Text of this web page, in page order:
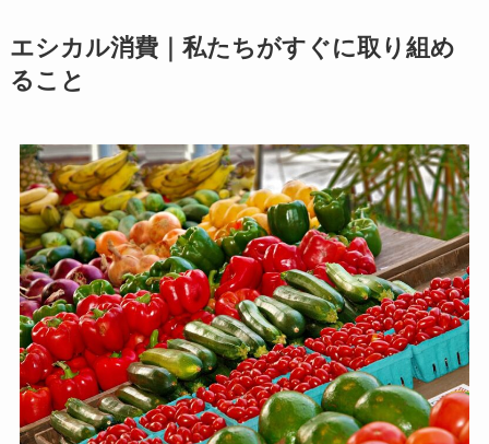
エシカル消費｜私たちがすぐに取り組め
ること